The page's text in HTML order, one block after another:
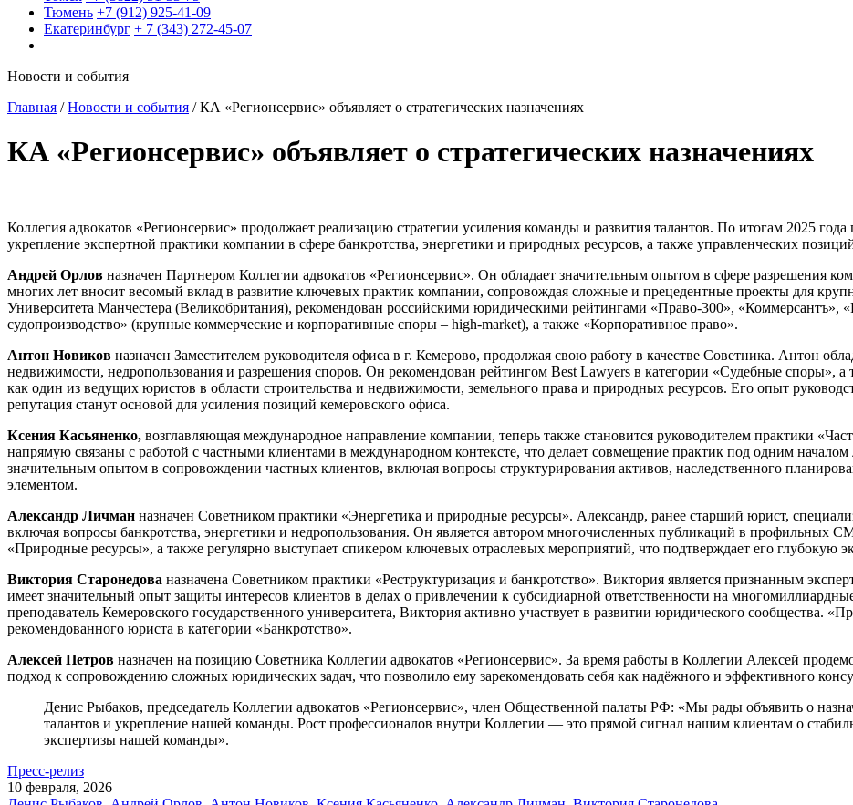
Тюмень +7 (912) 925-41-09
Екатеринбург + 7 (343) 272-45-07
Новости и события
Главная /Новости и события /КА «Регионсервис» объявляет о стратегических назначениях
КА «Регионсервис» объявляет о стратегических назначениях
Коллегия адвокатов «Регионсервис» продолжает реализацию стратегии усиления команды и развития талантов. По итогам 2025
укрепление экспертной практики компании в сфере банкротства, энергетики и природных ресурсов, а также управленческих
Андрей Орлов назначен Партнером Коллегии адвокатов «Регионсервис». Он обладает значительным опытом в сфере разрешения
многих лет вносит весомый вклад в развитие ключевых практик компании, сопровождая сложные и прецедентные проекты для
Университета Манчестера (Великобритания), рекомендован российскими юридическими рейтингами «Право-300», «Коммерсантъ»,
судопроизводство» (крупные коммерческие и корпоративные споры – high-market), а также «Корпоративное право».
Антон Новиков назначен Заместителем руководителя офиса в г. Кемерово, продолжая свою работу в качестве Советника. Антон
недвижимости, недропользования и разрешения споров. Он рекомендован рейтингом Best Lawyers в категории «Судебные споры»,
как один из ведущих юристов в области строительства и недвижимости, земельного права и природных ресурсов. Его опыт
репутация станут основой для усиления позиций кемеровского офиса.
Ксения Касьяненко, возглавляющая международное направление компании, теперь также становится руководителем практики
напрямую связаны с работой с частными клиентами в международном контексте, что делает совмещение практик под одним
значительным опытом в сопровождении частных клиентов, включая вопросы структурирования активов, наследственного
элементом.
Александр Личман назначен Советником практики «Энергетика и природные ресурсы». Александр, ранее старший юрист,
включая вопросы банкротства, энергетики и недропользования. Он является автором многочисленных публикаций в профильных
«Природные ресурсы», а также регулярно выступает спикером ключевых отраслевых мероприятий, что подтверждает его глубокую
Виктория Старонедова назначена Советником практики «Реструктуризация и банкротство». Виктория является признанным
имеет значительный опыт защиты интересов клиентов в делах о привлечении к субсидиарной ответственности на
преподаватель Кемеровского государственного университета, Виктория активно участвует в развитии юридического сообщества.
рекомендованного юриста в категории «Банкротство».
Алексей Петров назначен на позицию Советника Коллегии адвокатов «Регионсервис». За время работы в Коллегии Алексей
подход к сопровождению сложных юридических задач, что позволило ему зарекомендовать себя как надёжного и эффективного
Денис Рыбаков, председатель Коллегии адвокатов «Регионсервис», член Общественной палаты РФ: «Мы рады объявить о
талантов и укрепление нашей команды. Рост профессионалов внутри Коллегии — это прямой сигнал нашим клиентам о
экспертизы нашей команды».
Пресс-релиз
10 февраля, 2026